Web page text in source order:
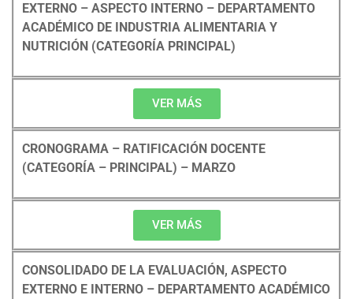
EXTERNO – ASPECTO INTERNO – DEPARTAMENTO
ACADÉMICO DE INDUSTRIA ALIMENTARIA Y
NUTRICIÓN (CATEGORÍA PRINCIPAL)
VER MÁS
CRONOGRAMA – RATIFICACIÓN DOCENTE
(CATEGORÍA – PRINCIPAL) – MARZO
VER MÁS
CONSOLIDADO DE LA EVALUACIÓN, ASPECTO
EXTERNO E INTERNO – DEPARTAMENTO ACADÉMICO